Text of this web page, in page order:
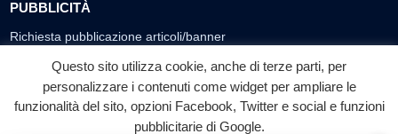
PUBBLICITÀ
Richiesta pubblicazione articoli/banner
SEGUICI SUI SOCIAL
f ◎ ▶
Questo sito utilizza cookie, anche di terze parti, per
personalizzare i contenuti come widget per ampliare le
funzionalità del sito, opzioni Facebook, Twitter e social e funzioni
pubblicitarie di Google.